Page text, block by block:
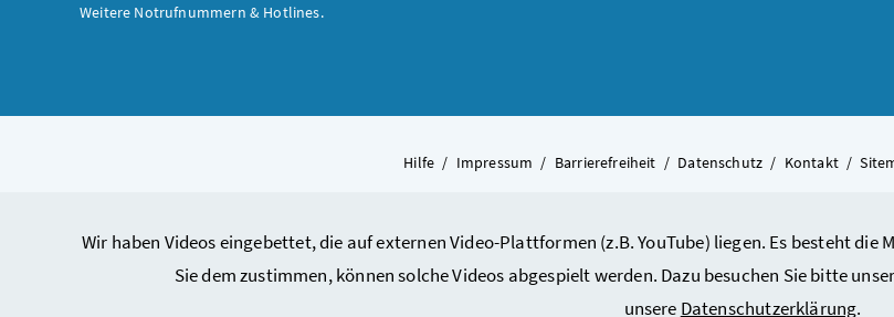
Wir haben Videos eingebettet, die auf externen Video-Plattformen (z.B. YouTube) liegen. Es besteht
Sie dem zustimmen, können solche Videos abgespielt werden. Dazu besuchen Sie bitte
unsere Datenschutzerklärung.
Weitere Notrufnummern & Hotlines.
Hilfe / Impressum / Barrierefreiheit / Datenschutz / Kontakt /
© 2026